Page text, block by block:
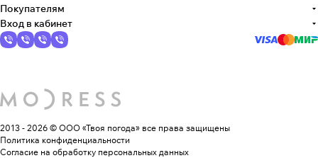
Покупателям
Вход в кабинет
2013 - 2026 © ООО «Твоя погода» все права защищены
Политика конфиденциальности
Согласие на обработку персональных данных